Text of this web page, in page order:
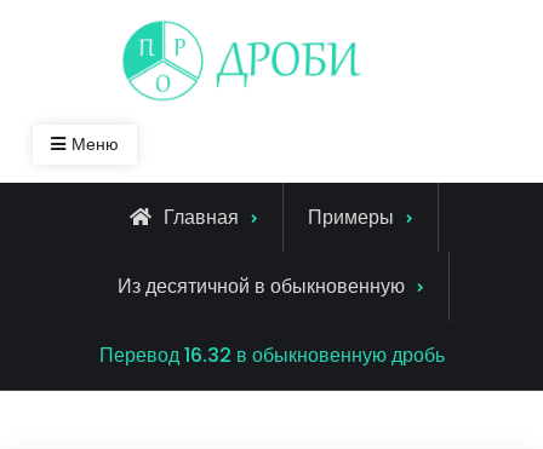
Меню
Главная Примеры
Из десятичной в обыкновенную
Перевод 16.32 в обыкновенную дробь